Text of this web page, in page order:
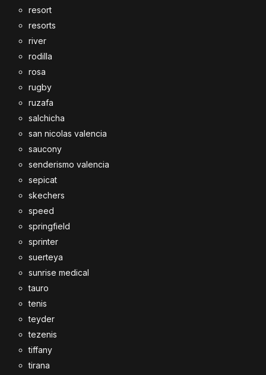
resort
resorts
river
rodilla
rosa
rugby
ruzafa
salchicha
san nicolas valencia
saucony
senderismo valencia
sepicat
skechers
speed
springfield
sprinter
suerteya
sunrise medical
tauro
tenis
teyder
tezenis
tiffany
tirana